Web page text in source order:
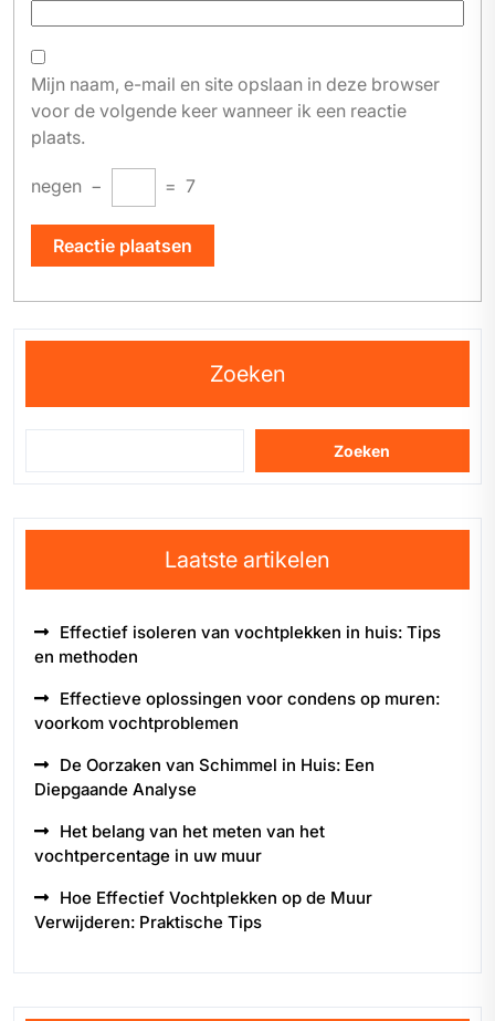
Mijn naam, e-mail en site opslaan in deze browser
voor de volgende keer wanneer ik een reactie
plaats.
negen − = 7
Zoeken
Zoeken
Laatste artikelen
Effectief isoleren van vochtplekken in huis: Tips
en methoden
Effectieve oplossingen voor condens op muren:
voorkom vochtproblemen
De Oorzaken van Schimmel in Huis: Een
Diepgaande Analyse
Het belang van het meten van het
vochtpercentage in uw muur
Hoe Effectief Vochtplekken op de Muur
Verwijderen: Praktische Tips